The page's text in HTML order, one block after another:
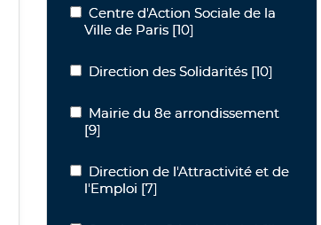
Centre d'Action Sociale de la Ville de
Centre d'Action Sociale de la
Ville de Paris [10]
Direction des Solidarités
Direction des Solidarités [10]
Mairie du 8e arrondissement
Mairie du 8e arrondissement
[9]
Direction de l'Attractivité et de
Direction de l'Attractivité et de
l'Emploi [7]